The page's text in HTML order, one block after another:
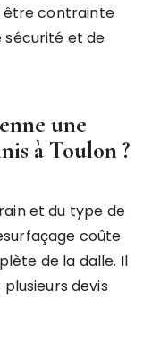
être contrainte
sécurité et de
une
à Toulon ?
et du type de
coûte
de la dalle. Il
devis